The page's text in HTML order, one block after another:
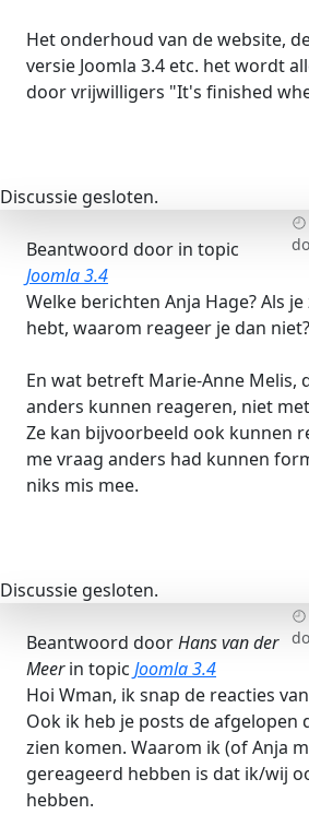
Het onderhoud van de website,
versie Joomla 3.4 etc. het wordt
door vrijwilligers "It's finished
Discussie gesloten.
Beantwoord door in topic
Joomla 3.4
Welke berichten Anja Hage? Als
hebt, waarom reageer je dan niet?
En wat betreft Marie-Anne Melis,
anders kunnen reageren, niet
Ze kan bijvoorbeeld ook kunnen
me vraag anders had kunnen
niks mis mee.
Discussie gesloten.
Beantwoord doorHans van der
Meerin topic Joomla 3.4
Hoi Wman, ik snap de reacties
Ook ik heb je posts de afgelopen
zien komen. Waarom ik (of Anja
gereageerd hebben is dat ik/wij
hebben.